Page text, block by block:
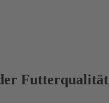
Futterqualität